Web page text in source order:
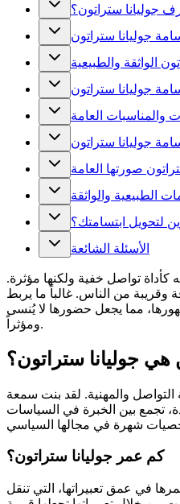
جوليانا ستراتون؟
جوليانا ستراتون
الواثقة والطبيعية
جوليانا ستراتون
والمناسبات العامة
جوليانا ستراتون
صورتها العامة
الطبيعية والواثقة
لتحويل ابتسامتك؟
الأسئلة الشائعة
تواصل خفية ولكنها مؤثرة.
وقريبة من الناس. غالباً ما يربط
مما يجعل حضورها لا يُنسى
ومؤثراً.
هي جوليانا ستراتون؟
والمهنية. لقد بنت سمعة
تجمع بين الخبرة في السياسات
كم عمر جوليانا ستراتون؟
في عمق تعبيراتها، التي تنقل